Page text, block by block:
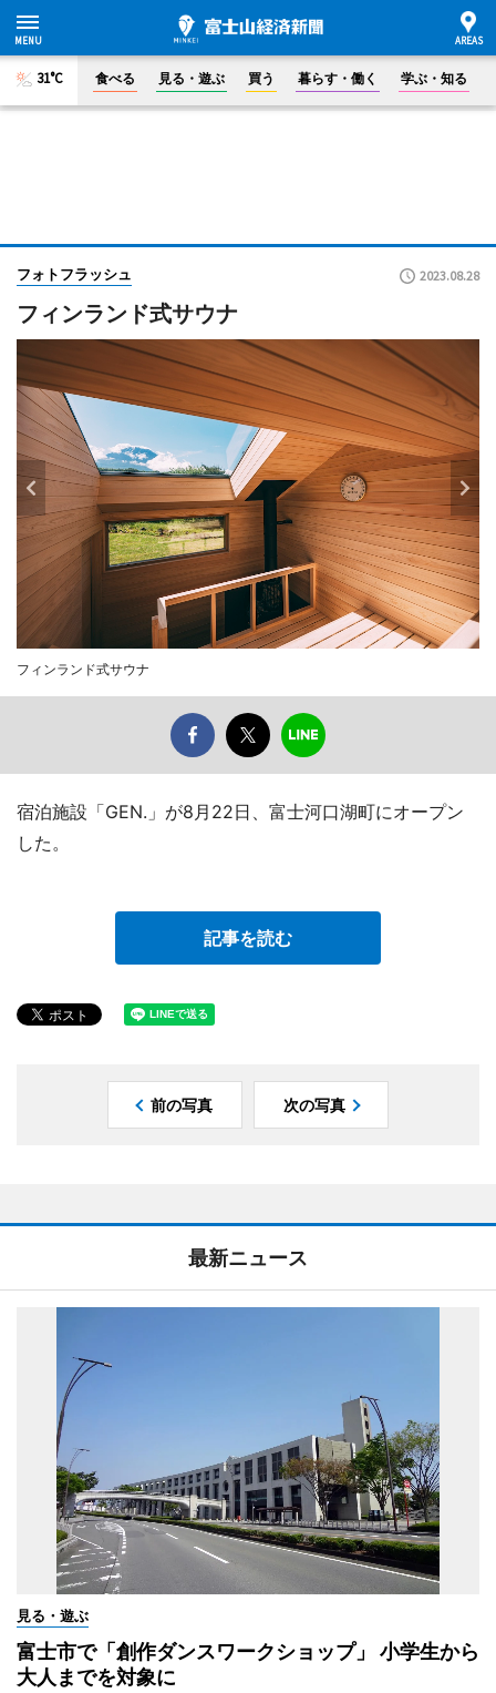
31°C 食べる 見る・遊ぶ 買う 暮らす・働く 学ぶ・知る
フォトフラッシュ 2023.08.28
フィンランド式サウナ
フィンランド式サウナ
宿泊施設「GEN.」が8月22日、富士河口湖町にオープン
した。
記事を読む
前の写真 次の写真
最新ニュース
見る・遊ぶ
富士市で「創作ダンスワークショップ」 小学生から
大人までを対象に